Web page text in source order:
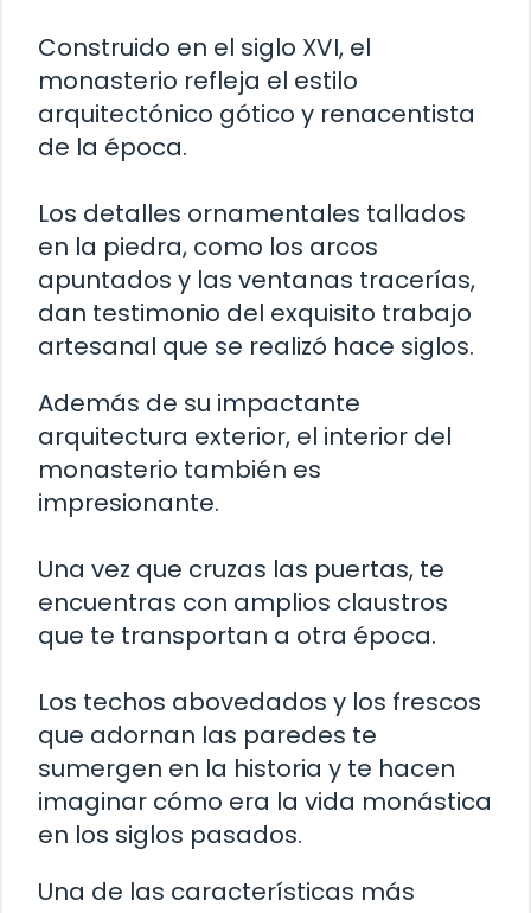
Construido en el siglo XVI, el
monasterio refleja el estilo
arquitectónico gótico y renacentista
de la época.
Los detalles ornamentales tallados
en la piedra, como los arcos
apuntados y las ventanas tracerías,
dan testimonio del exquisito trabajo
artesanal que se realizó hace siglos.
Además de su impactante
arquitectura exterior, el interior del
monasterio también es
impresionante.
Una vez que cruzas las puertas, te
encuentras con amplios claustros
que te transportan a otra época.
Los techos abovedados y los frescos
que adornan las paredes te
sumergen en la historia y te hacen
imaginar cómo era la vida monástica
en los siglos pasados.
Una de las características más